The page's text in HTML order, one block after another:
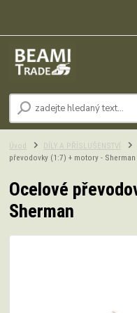
Úvod DÍLY A PŘÍSLUŠENSTVÍ
převodovky (1:7) + motory - Sherman
Ocelové
Sherman